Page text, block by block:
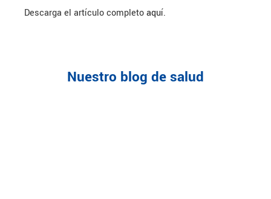
Descarga el artículo completoaquí.
Nuestro blog de salud